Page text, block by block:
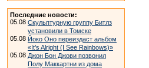
Последние новости:
05.08 Скульптурную группу Битлз
установили в Томске
05.08 Йоко Оно переиздаст альбом
«It’s Alright (I See Rainbows)»
05.08 Джон Бон Джови позвонил
Полу Маккартни из дома